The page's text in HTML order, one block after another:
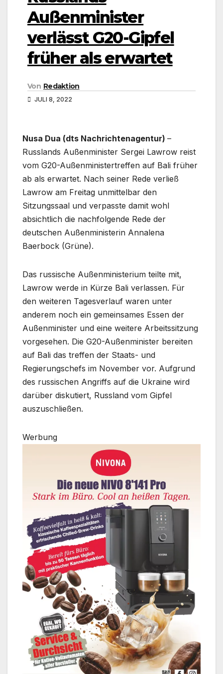
Außenminister
verlässt G20-Gipfel
früher als erwartet
Von Redaktion
JULI 8, 2022
Nusa Dua (dts Nachrichtenagentur) –
Russlands Außenminister Sergei Lawrow reist
vom G20-Außenministertreffen auf Bali früher
ab als erwartet. Nach seiner Rede verließ
Lawrow am Freitag unmittelbar den
Sitzungssaal und verpasste damit wohl
absichtlich die nachfolgende Rede der
deutschen Außenministerin Annalena
Baerbock (Grüne).
Das russische Außenministerium teilte mit,
Lawrow werde in Kürze Bali verlassen. Für
den weiteren Tagesverlauf waren unter
anderem noch ein gemeinsames Essen der
Außenminister und eine weitere Arbeitssitzung
vorgesehen. Die G20-Außenminister bereiten
auf Bali das treffen der Staats- und
Regierungschefs im November vor. Aufgrund
des russischen Angriffs auf die Ukraine wird
darüber diskutiert, Russland vom Gipfel
auszuschließen.
Werbung